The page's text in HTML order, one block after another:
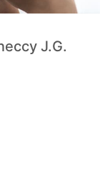
J.G.